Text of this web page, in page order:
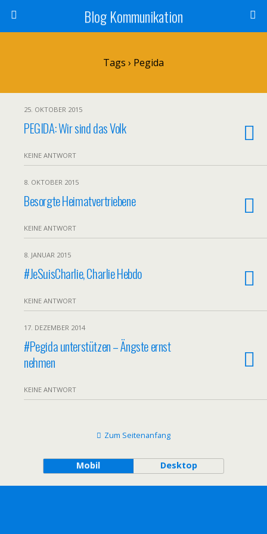
Blog Kommunikation
Tags › Pegida
25. OKTOBER 2015
PEGIDA: Wir sind das Volk
KEINE ANTWORT
8. OKTOBER 2015
Besorgte Heimatvertriebene
KEINE ANTWORT
8. JANUAR 2015
#JeSuisCharlie, Charlie Hebdo
KEINE ANTWORT
17. DEZEMBER 2014
#Pegida unterstützen – Ängste ernst
nehmen
KEINE ANTWORT
Zum Seitenanfang
Mobil Desktop